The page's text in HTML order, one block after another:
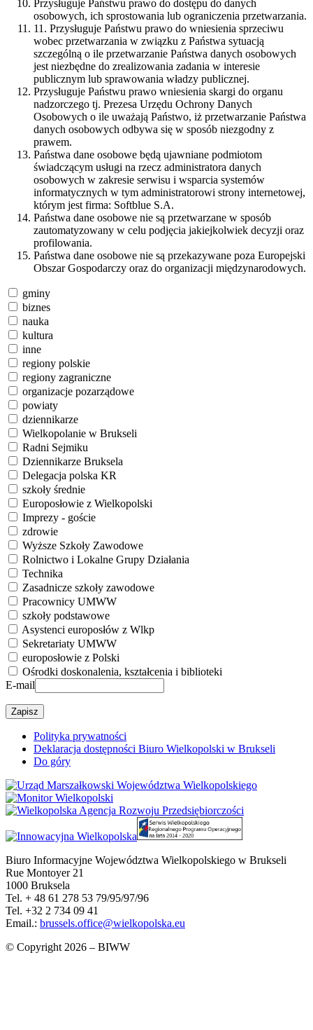
Przysługuje Państwu prawo do dostępu do danych
osobowych, ich sprostowania lub ograniczenia przetwarzania.
11. Przysługuje Państwu prawo do wniesienia sprzeciwu
wobec przetwarzania w związku z Państwa sytuacją
szczególną o ile przetwarzanie Państwa danych osobowych
jest niezbędne do zrealizowania zadania w interesie
publicznym lub sprawowania władzy publicznej.
Przysługuje Państwu prawo wniesienia skargi do organu
nadzorczego tj. Prezesa Urzędu Ochrony Danych
Osobowych o ile uważają Państwo, iż przetwarzanie Państwa
danych osobowych odbywa się w sposób niezgodny z
prawem.
Państwa dane osobowe będą ujawniane podmiotom
świadczącym usługi na rzecz administratora danych
osobowych w zakresie serwisu i wsparcia systemów
informatycznych w tym administratorowi strony internetowej,
którym jest firma: Softblue S.A.
Państwa dane osobowe nie są przetwarzane w sposób
zautomatyzowany w celu podjęcia jakiejkolwiek decyzji oraz
profilowania.
Państwa dane osobowe nie są przekazywane poza Europejski
Obszar Gospodarczy oraz do organizacji międzynarodowych.
gminy
biznes
nauka
kultura
inne
regiony polskie
regiony zagraniczne
organizacje pozarządowe
powiaty
dziennikarze
Wielkopolanie w Brukseli
Radni Sejmiku
Dziennikarze Bruksela
Delegacja polska KR
szkoły średnie
Europosłowie z Wielkopolski
Imprezy - goście
zdrowie
Wyższe Szkoły Zawodowe
Rolnictwo i Lokalne Grupy Działania
Technika
Zasadnicze szkoły zawodowe
Pracownicy UMWW
szkoły podstawowe
Asystenci europosłów z Wlkp
Sekretariaty UMWW
europosłowie z Polski
Ośrodki doskonalenia, kształcenia i biblioteki
E-mail
Polityka prywatności
Deklaracja dostępności Biuro Wielkopolski w Brukseli
Do góry
Biuro Informacyjne Województwa Wielkopolskiego w Brukseli
Rue Montoyer 21
1000 Bruksela
Tel. + 48 61 278 53 79/95/97/96
Tel. +32 2 734 09 41
Email.: brussels.office@wielkopolska.eu
© Copyright 2026 – BIWW